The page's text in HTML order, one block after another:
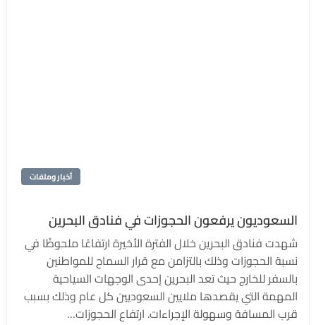
أخبار وملفات
السعوديون يرفعون الحجوزات في فنادق البحرين
شهدت فنادق البحرين خلال الفترة الأخيرة ارتفاعًا ملحوظًا في
نسبة الحجوزات وذلك بالتزامن مع قرار السماح للمواطنين
بالسفر للخارج حيث تعد البحرين إحدى الوجهات السياحية
المهمة التي يقصدها ملايين السعوديين كل عام وذلك بسبب
قرب المسافة وسهولة الإجراءات. ارتفاع الحجوزات…